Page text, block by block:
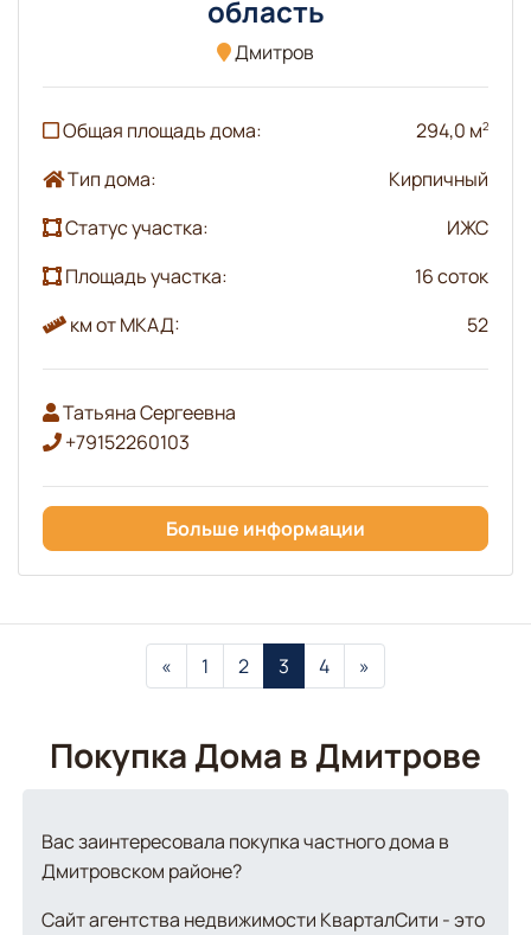
область
Дмитров
Общая площадь дома: 294,0 м2
Тип дома:
Кирпичный
Статус участка:
ИЖС
Площадь участка:
16 соток
км от МКАД:
52
Татьяна Сергеевна
+79152260103
Больше информации
« 1 2 3 4 »
Покупка Дома в Дмитрове
Вас заинтересовала покупка частного дома в
Дмитровском районе?
Сайт агентства недвижимости КварталСити - это